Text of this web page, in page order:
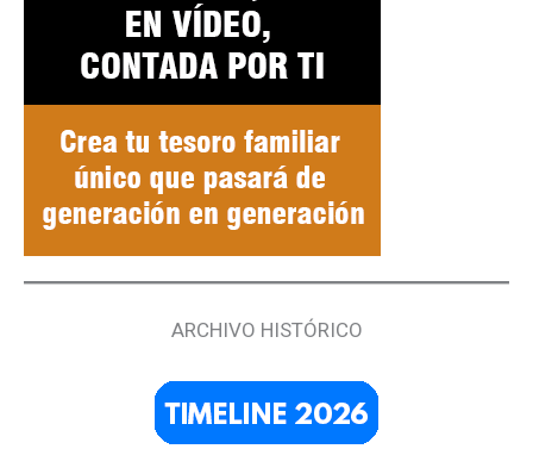
ARCHIVO HISTÓRICO